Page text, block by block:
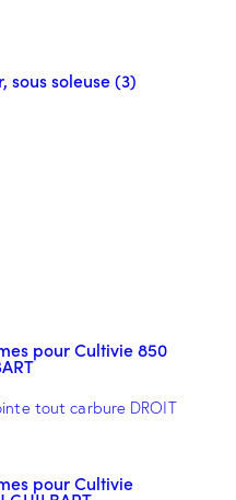
sous soleuse (3)
pour Cultivie 850
pour Cultivie